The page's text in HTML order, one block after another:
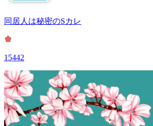
同居人は秘密のSカレ
15442